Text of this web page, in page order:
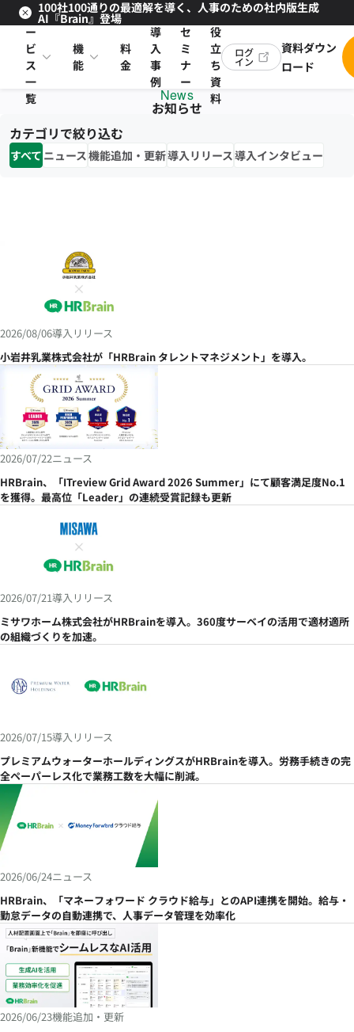
100社100通りの最適解を導く、人事のための社内版生成
AI『Brain』登場
サ
ー
ビ
ス
一
覧
機
能
料
金
導
入
事
例
セ
ミ
ナ
ー
お
役
立
ち
資
料
ログ
イン
資料ダウン
ロード
News
お知らせ
カテゴリで絞り込む
すべて ニュース機能追加・更新導入リリース導入インタビュー
2026/08/06導入リリース
小岩井乳業株式会社が「HRBrain タレントマネジメント」を導入。
2026/07/22ニュース
HRBrain、「ITreview Grid Award 2026 Summer」にて顧客満足度No.1
を獲得。最高位「Leader」の連続受賞記録も更新
2026/07/21導入リリース
ミサワホーム株式会社がHRBrainを導入。360度サーベイの活用で適材適所
の組織づくりを加速。
2026/07/15導入リリース
プレミアムウォーターホールディングスがHRBrainを導入。労務手続きの完
全ペーパーレス化で業務工数を大幅に削減。
2026/06/24ニュース
HRBrain、「マネーフォワード クラウド給与」とのAPI連携を開始。給与・
勤怠データの自動連携で、人事データ管理を効率化
2026/06/23機能追加・更新